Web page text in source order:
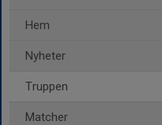
Hem
Nyheter
Truppen
Matcher